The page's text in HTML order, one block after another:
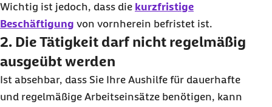
Wichtig ist jedoch, dass die kurzfristige
Beschäftigung von vornherein befristet ist.
2. Die Tätigkeit darf nicht regelmäßig
ausgeübt werden
Ist absehbar, dass Sie Ihre Aushilfe für dauerhafte
und regelmäßige Arbeitseinsätze benötigen, kann